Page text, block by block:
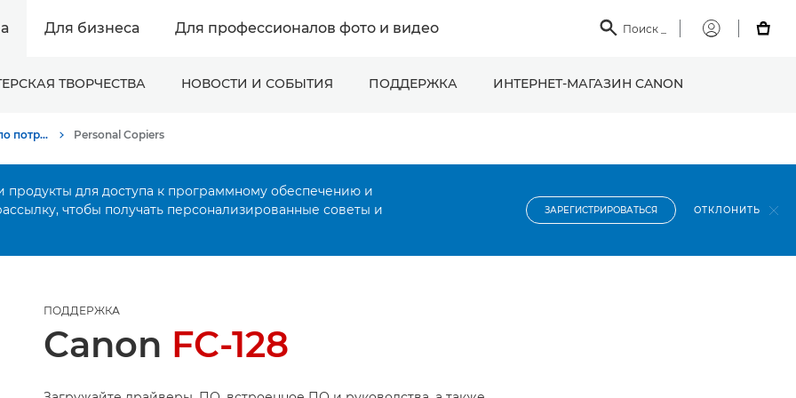
Для бизнеса Для профессионалов фото и видео  Поиск
Мой

ТВОРЧЕСТВА НОВОСТИ И СОБЫТИЯ ПОДДЕРЖКА ИНТЕРНЕТ-МАГАЗИН CANON
Онлайн-поддержка по потребительской продукции Personal Copiers
продукты для доступа к программному обеспечению и
чтобы получать персонализированные советы и
ЗАРЕГИСТРИРОВАТЬСЯ ОТКЛОНИТЬ
ПОДДЕРЖКА
Canon FC-128